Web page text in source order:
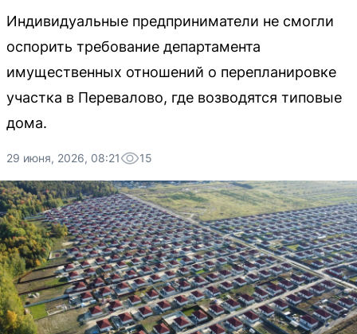
Индивидуальные предприниматели не смогли
оспорить требование департамента
имущественных отношений о перепланировке
участка в Перевалово, где возводятся типовые
дома.
29 июня, 2026, 08:21 15